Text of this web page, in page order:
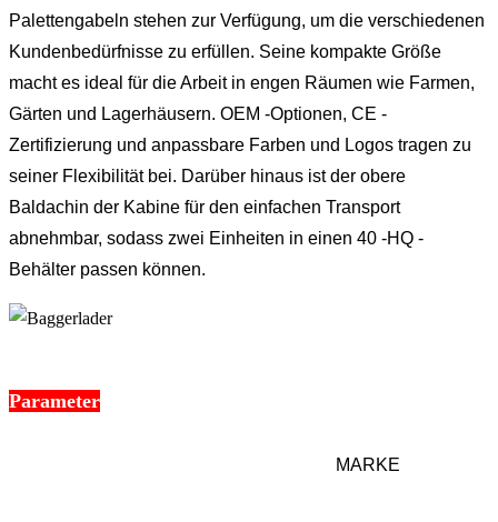
Palettengabeln stehen zur Verfügung, um die verschiedenen
Kundenbedürfnisse zu erfüllen. Seine kompakte Größe
macht es ideal für die Arbeit in engen Räumen wie Farmen,
Gärten und Lagerhäusern. OEM -Optionen, CE -
Zertifizierung und anpassbare Farben und Logos tragen zu
seiner Flexibilität bei. Darüber hinaus ist der obere
Baldachin der Kabine für den einfachen Transport
abnehmbar, sodass zwei Einheiten in einen 40 -HQ -
Behälter passen können.
Parameter
MARKE